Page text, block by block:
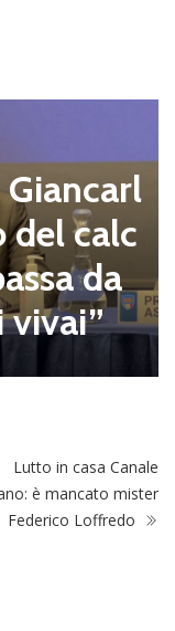
del calc
da
vivai”
Lutto in casa Canale
è mancato mister
Federico Loffredo